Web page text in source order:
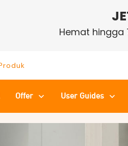
Offer User Guides
Hemat hingga